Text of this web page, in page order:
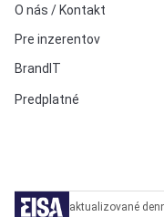
O nás / Kontakt
Pre inzerentov
BrandIT
Predplatné
aktualizované